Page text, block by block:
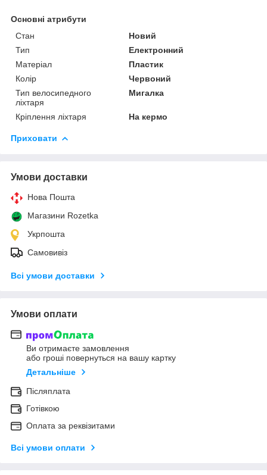
Основні атрибути
Стан
Новий
Тип
Електронний
Матеріал
Пластик
Колір
Червоний
Тип велосипедного
ліхтаря
Мигалка
Кріплення ліхтаря На кермо
Приховати
Умови доставки
Нова Пошта
Магазини Rozetka
Укрпошта
Самовивіз
Всі умови доставки
Умови оплати
Ви отримаєте замовлення
або гроші повернуться на вашу картку
Детальніше
Післяплата
Готівкою
Оплата за реквізитами
Всі умови оплати